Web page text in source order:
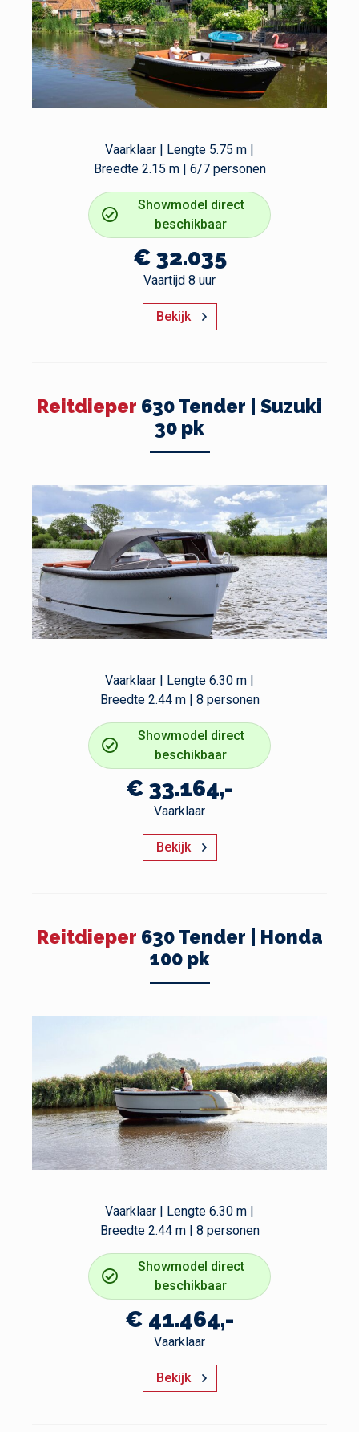
Vaarklaar | Lengte 5.75 m |
Breedte 2.15 m | 6/7 personen
Showmodel direct
beschikbaar
€ 32.035
Vaartijd 8 uur
Bekijk
Vaarklaar | Lengte 6.30 m |
Breedte 2.44 m | 8 personen
Showmodel direct
beschikbaar
€ 33.164,-
Vaarklaar
Bekijk
Reitdieper 630 Tender | Suzuki
30 pk
Vaarklaar | Lengte 6.30 m |
Breedte 2.44 m | 8 personen
Showmodel direct
beschikbaar
€ 41.464,-
Vaarklaar
Bekijk
Reitdieper 630 Tender | Honda
100 pk